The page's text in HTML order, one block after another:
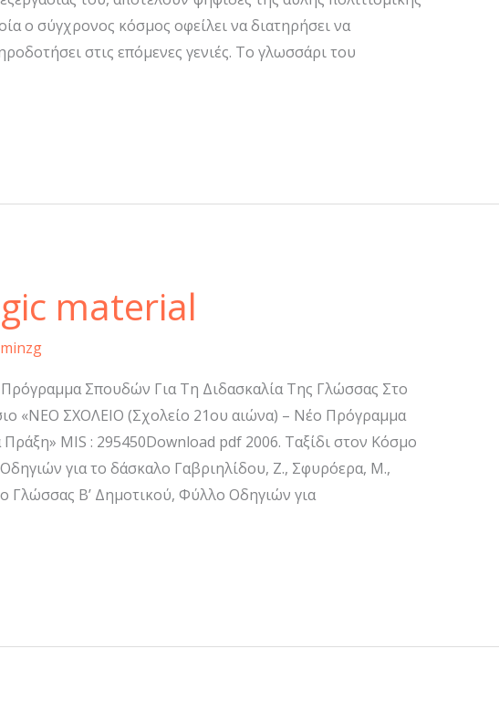
ο σύγχρονος κόσμος οφείλει να διατηρήσει να
στις επόμενες γενιές. Το γλωσσάρι του
material
Σπουδών Για Τη Διδασκαλία Της Γλώσσας Στο
«ΝΕΟ ΣΧΟΛΕΙΟ (Σχολείο 21ου αιώνα) – Νέο Πρόγραμμα
MIS : 295450Download pdf 2006. Ταξίδι στον Κόσμο
για το δάσκαλο Γαβριηλίδου, Ζ., Σφυρόερα, Μ.,
Γλώσσας Β’ Δημοτικού, Φύλλο Οδηγιών για